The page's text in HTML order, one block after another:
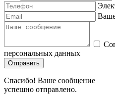
персональных данных
Отправить
Спасибо! Ваше сообщение
успешно отправлено.